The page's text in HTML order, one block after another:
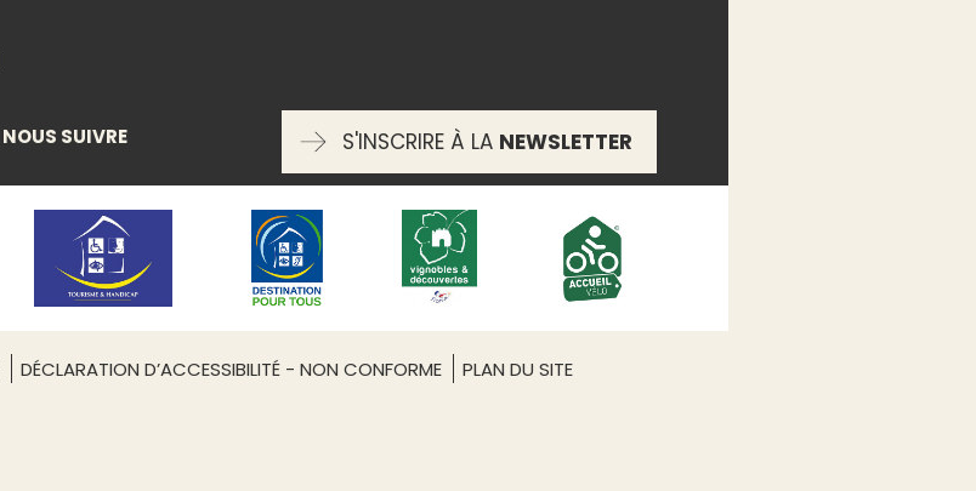
NOUS SUIVRE S'INSCRIRE À LA NEWSLETTER
DÉCLARATION D’ACCESSIBILITÉ - NON CONFORME PLAN DU SITE